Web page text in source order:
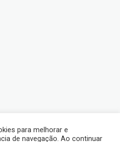
para melhorar e
de navegação. Ao continuar